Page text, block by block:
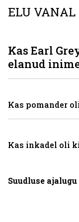
ELU
Suudluse ajalugu
Kas Earl
elanud
Kas pomander
Kas inkadel oli